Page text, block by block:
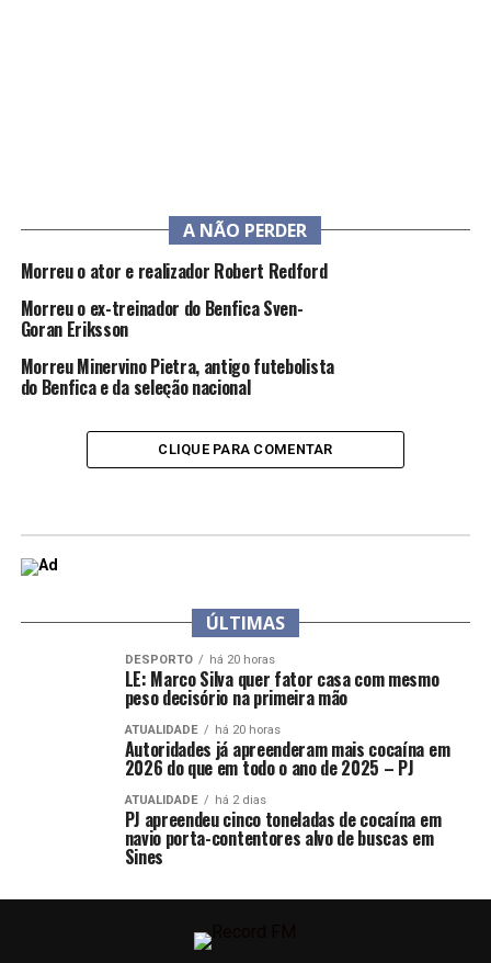
A NÃO PERDER
Morreu o ator e realizador Robert Redford
Morreu o ex-treinador do Benfica Sven-
Goran Eriksson
Morreu Minervino Pietra, antigo futebolista
do Benfica e da seleção nacional
CLIQUE PARA COMENTAR
ÚLTIMAS
DESPORTO há 20 horas
LE: Marco Silva quer fator casa com mesmo
peso decisório na primeira mão
ATUALIDADE há 20 horas
Autoridades já apreenderam mais cocaína em
2026 do que em todo o ano de 2025 – PJ
ATUALIDADE há 2 dias
PJ apreendeu cinco toneladas de cocaína em
navio porta-contentores alvo de buscas em
Sines